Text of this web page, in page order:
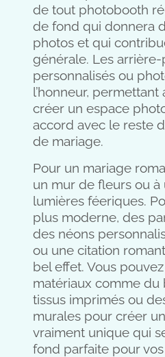
de tout photobooth
de fond qui donnera
photos et qui
générale. Les arrière-
personnalisés ou
l’honneur,
créer un espace
accord avec le reste
de mariage.
Pour un mariage
un mur de fleurs ou à
lumières féeriques.
plus moderne, des
des néons
ou une citation
bel effet. Vous
matériaux comme du
tissus imprimés ou
murales pour créer
vraiment unique qui
fond parfaite pour